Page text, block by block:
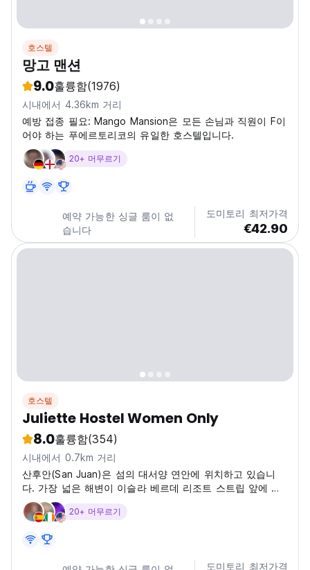
호스텔
망고 맨션
9.0훌륭함(1976)
시내에서 4.36km 거리
예방 접종 필요: Mango Mansion은 모든 손님과 직원이 F이
어야 하는 푸에르토리코의 유일한 호스텔입니다.
20+ 머무르기
예약 가능한 싱글 룸이 없
습니다
도미토리 최저가격
€42.90
호스텔
Juliette Hostel Women Only
8.0훌륭함(354)
시내에서 0.7km 거리
산후안(San Juan)은 섬의 대서양 연안에 위치하고 있습니
다. 가장 넓은 해변이 이슬라 베르데 리조트 스트립 앞에 있
습니다.
20+ 머무르기
도미토리 최저가격